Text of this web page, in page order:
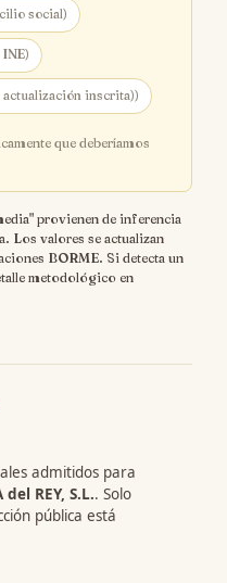
social)
INE)
actualización inscrita))
que deberíamos
provienen de inferencia
Los valores se actualizan
BORME. Si detecta un
metodológico en
admitidos para
REY, S.L.. Solo
pública está